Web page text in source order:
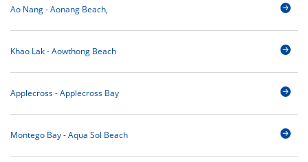
Ao Nang - Aonang Beach,
Khao Lak - Aowthong Beach
Applecross - Applecross Bay
Montego Bay - Aqua Sol Beach